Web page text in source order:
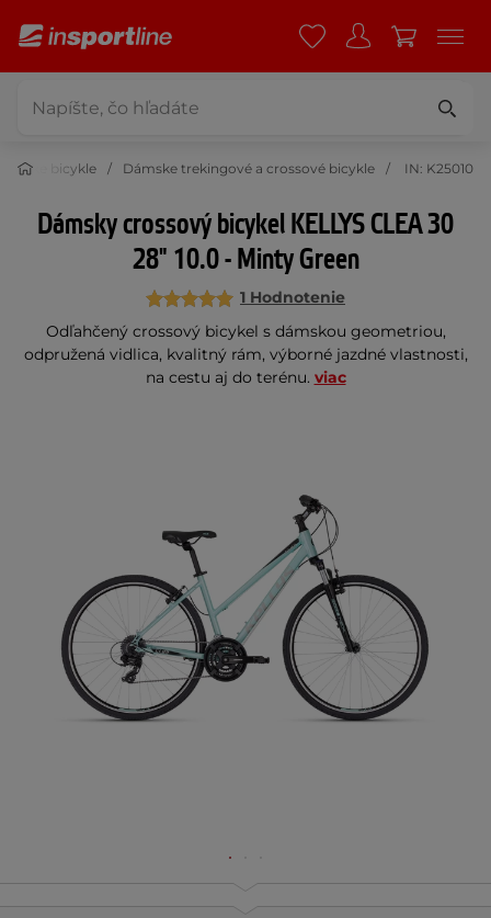
bicykle Dámske trekingové a crossové bicykle IN: K25010
Dámsky crossový bicykel KELLYS CLEA 30
28" 10.0 - Minty Green
1 Hodnotenie
Odľahčený crossový bicykel s dámskou geometriou,
odpružená vidlica, kvalitný rám, výborné jazdné vlastnosti,
na cestu aj do terénu. viac